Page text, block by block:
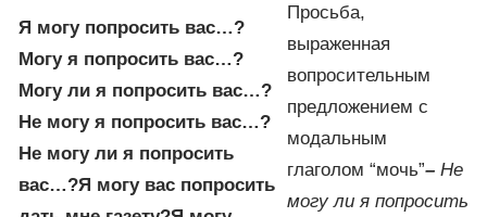
Я могу попросить вас…?
Могу я попросить вас…?
Могу ли я попросить вас…?
Не могу я попросить вас…?
Не могу ли я попросить
вас…?Я могу вас попросить
Просьба,
выраженная
вопросительным
предложением с
модальным
глаголом “мочь”– Не
могу ли я попросить